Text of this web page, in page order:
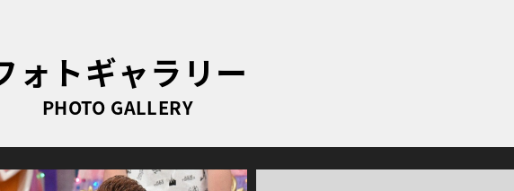
ォトギャラリー
PHOTO GALLERY